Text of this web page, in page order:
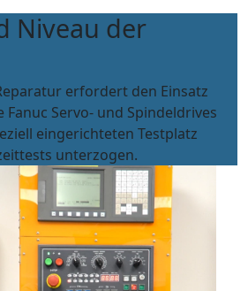
Niveau der
erfordert den Einsatz
Fanuc Servo- und Spindeldrives
eingerichteten Testplatz
unterzogen.